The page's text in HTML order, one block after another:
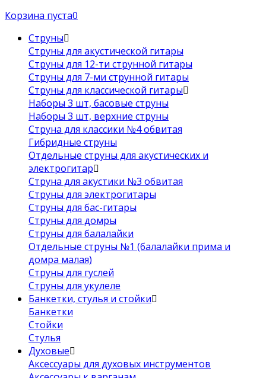
Корзина пуста0
Струны
Струны для акустической гитары
Струны для 12-ти струнной гитары
Струны для 7-ми струнной гитары
Струны для классической гитары
Наборы 3 шт, басовые струны
Наборы 3 шт, верхние струны
Струна для классики №4 обвитая
Гибридные струны
Отдельные струны для акустических и
электрогитар
Струна для акустики №3 обвитая
Струны для электрогитары
Струны для бас-гитары
Струны для домры
Струны для балалайки
Отдельные струны №1 (балалайки прима и
домра малая)
Струны для гуслей
Струны для укулеле
Банкетки, стулья и стойки
Банкетки
Стойки
Стулья
Духовые
Аксессуары для духовых инструментов